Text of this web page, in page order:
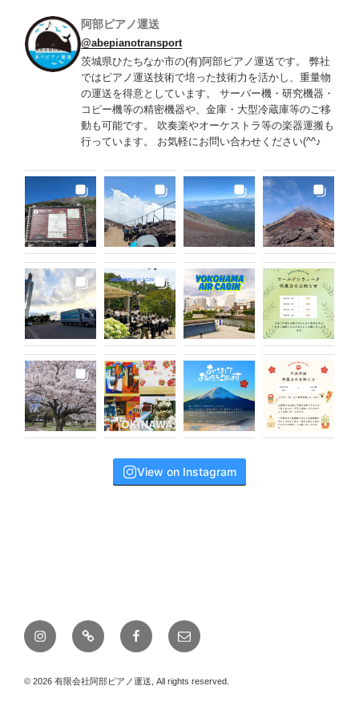
阿部ピアノ運送
@abepianotransport
茨城県ひたちなか市の(有)阿部ピアノ運送です。 弊社
ではピアノ運送技術で培った技術力を活かし、重量物
の運送を得意としています。 サーバー機・研究機器・
コピー機等の精密機器や、金庫・大型冷蔵庫等のご移
動も可能です。 吹奏楽やオーケストラ等の楽器運搬も
行っています。 お気軽にお問い合わせください(^^♪
View on Instagram
instagramline Facebook
メ
ー
© 2026 有限会社阿部ピアノ運送, All rights reserved.